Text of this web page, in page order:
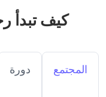
كيف تبدأ
المجتمع دورة